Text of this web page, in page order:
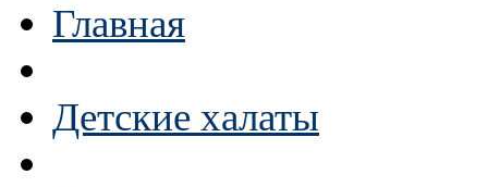
Главная
Детские халаты